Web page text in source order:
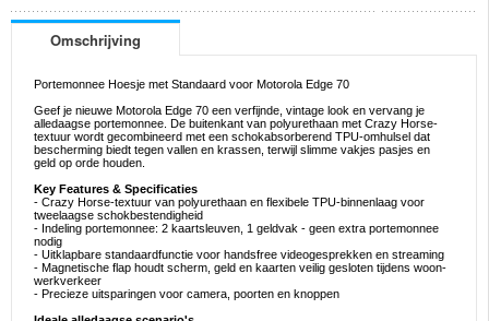
Omschrijving
Portemonnee Hoesje met Standaard voor Motorola Edge 70
Geef je nieuwe Motorola Edge 70 een verfijnde, vintage look en vervang je
alledaagse portemonnee. De buitenkant van polyurethaan met Crazy Horse-
textuur wordt gecombineerd met een schokabsorberend TPU-omhulsel dat
bescherming biedt tegen vallen en krassen, terwijl slimme vakjes pasjes en
geld op orde houden.
Key Features & Specificaties
- Crazy Horse-textuur van polyurethaan en flexibele TPU-binnenlaag voor
tweelaagse schokbestendigheid
- Indeling portemonnee: 2 kaartsleuven, 1 geldvak - geen extra portemonnee
nodig
- Uitklapbare standaardfunctie voor handsfree videogesprekken en streaming
- Magnetische flap houdt scherm, geld en kaarten veilig gesloten tijdens woon-
werkverkeer
- Precieze uitsparingen voor camera, poorten en knoppen